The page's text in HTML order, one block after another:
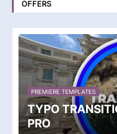
OFFERS
PREMIERE TEMPLATES
TYPO
PRO